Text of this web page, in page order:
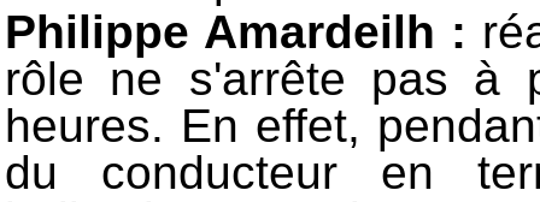
Philippe Amardeilh :
rôle ne s'arrête pas à
heures. En effet,
du conducteur en